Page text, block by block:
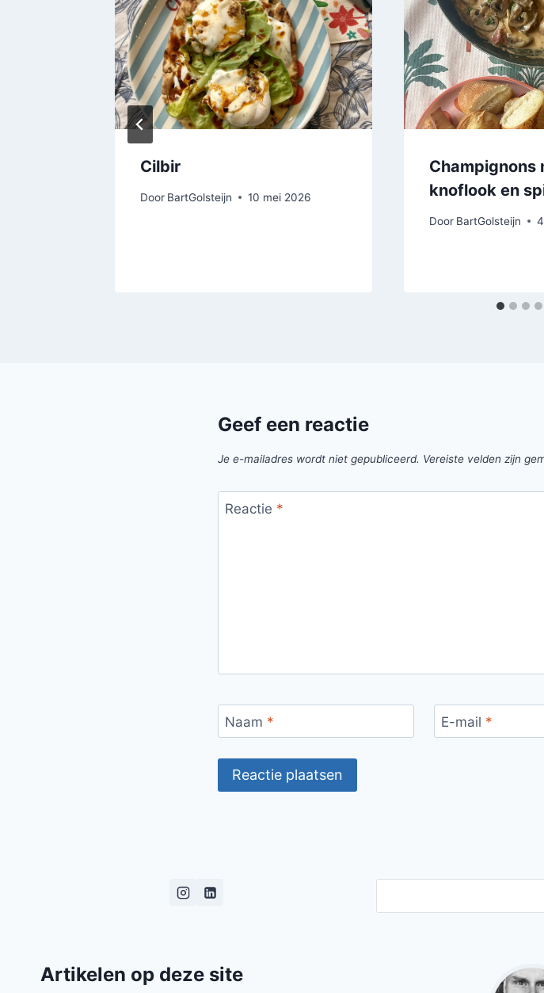
Cilbir
Door BartGolsteijn 10 mei 2026
Champignons
knoflook en
Door BartGolsteijn
Geef een reactie
Je e-mailadres wordt niet gepubliceerd. Vereiste velden zijn
Reactie *
Naam * E-mail *
Artikelen op deze site